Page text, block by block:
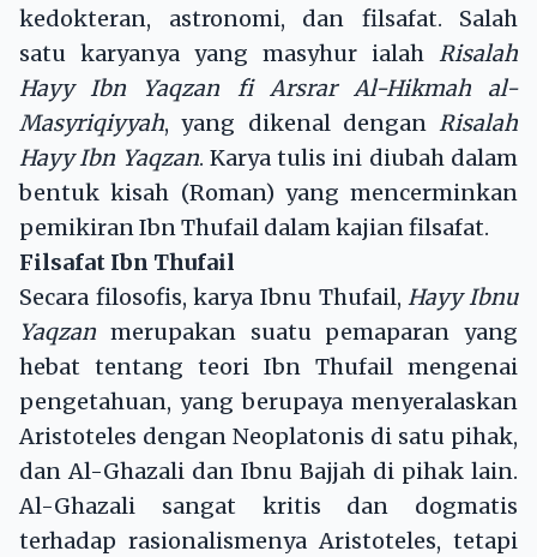
kedokteran, astronomi, dan filsafat. Salah
satu karyanya yang masyhur ialah Risalah
Hayy Ibn Yaqzan fi Arsrar Al-Hikmah al-
Masyriqiyyah, yang dikenal dengan Risalah
Hayy Ibn Yaqzan. Karya tulis ini diubah dalam
bentuk kisah (Roman) yang mencerminkan
pemikiran Ibn Thufail dalam kajian filsafat.
Filsafat Ibn Thufail
Secara filosofis, karya Ibnu Thufail,Hayy Ibnu
Yaqzan merupakan suatu pemaparan yang
hebat tentang teori Ibn Thufail mengenai
pengetahuan, yang berupaya menyeralaskan
Aristoteles dengan Neoplatonis di satu pihak,
dan Al-Ghazali dan Ibnu Bajjah di pihak lain.
Al-Ghazali sangat kritis dan dogmatis
terhadap rasionalismenya Aristoteles, tetapi